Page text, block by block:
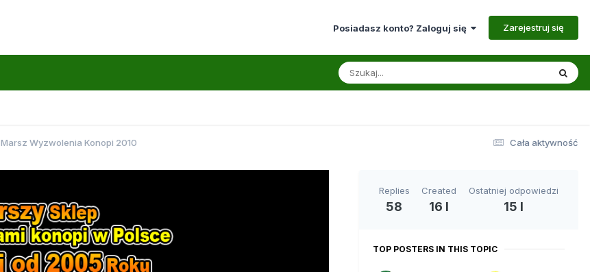
Posiadasz konto? Zaloguj się Zarejestruj się
Cała aktywność
Marsz Wyzwolenia Konopi 2010
Replies
58
Created
16 l
Ostatniej odpowiedzi
15 l
TOP POSTERS IN THIS TOPIC